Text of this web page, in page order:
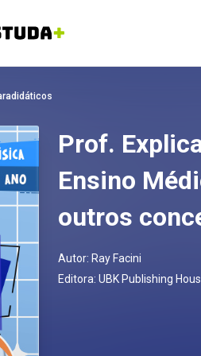
Prof.
Ensino
outros
Autor: Ray Facini
Editora: UBK Publishing